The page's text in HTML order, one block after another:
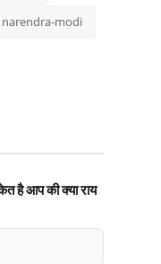
narendra-modi
है आप की क्या राय